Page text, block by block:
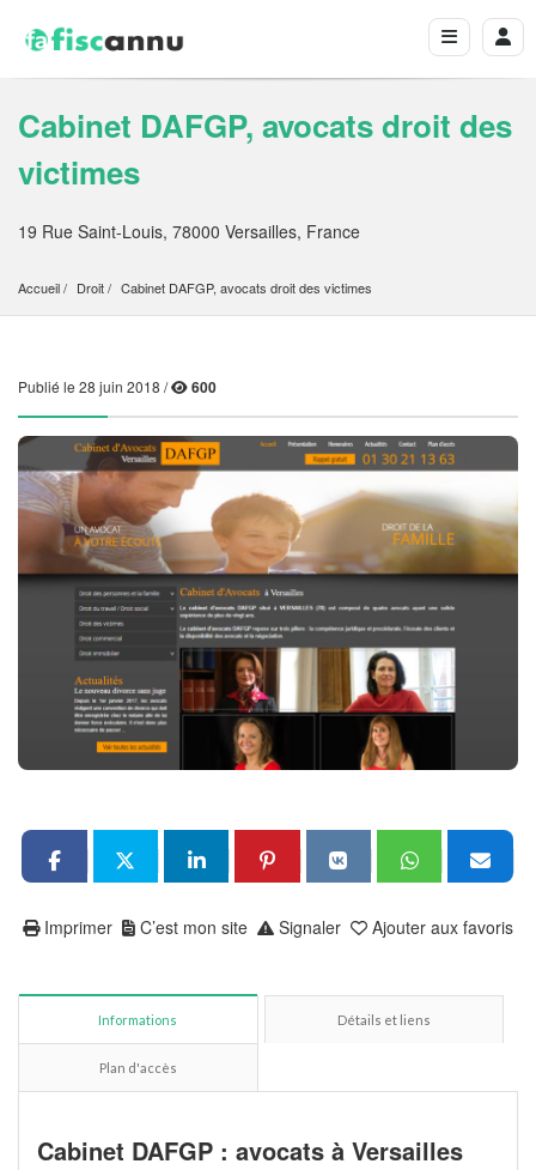
Cabinet DAFGP, avocats droit des
victimes
19 Rue Saint-Louis, 78000 Versailles, France
Accueil Droit Cabinet DAFGP, avocats droit des victimes
Publié le 28 juin 2018 / 600
Ajouter aux favoris
Signaler
C’est mon site
Imprimer
Informations Détails et liens
Plan d'accès
Cabinet DAFGP : avocats à Versailles